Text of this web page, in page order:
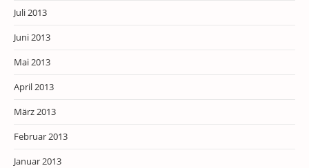
Juli 2013
Juni 2013
Mai 2013
April 2013
März 2013
Februar 2013
Januar 2013